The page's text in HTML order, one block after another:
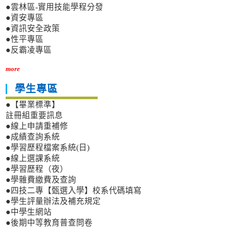
●雲林區-實用技能學程分發
●資安專區
●資訊安全政策
●性平專區
●反霸凌專區
more
學生專區
●【畢業標準】
註冊組重要訊息
●線上申請重補修
●成績查詢系統
●學習歷程檔案系統(日)
●線上選課系統
●學習歷程（夜）
●學雜費繳費及查詢
●四技二專【甄選入學】校系代碼填寫
●學生評量辦法及補充規定
●中學生網站
●後期中等教育普查問卷